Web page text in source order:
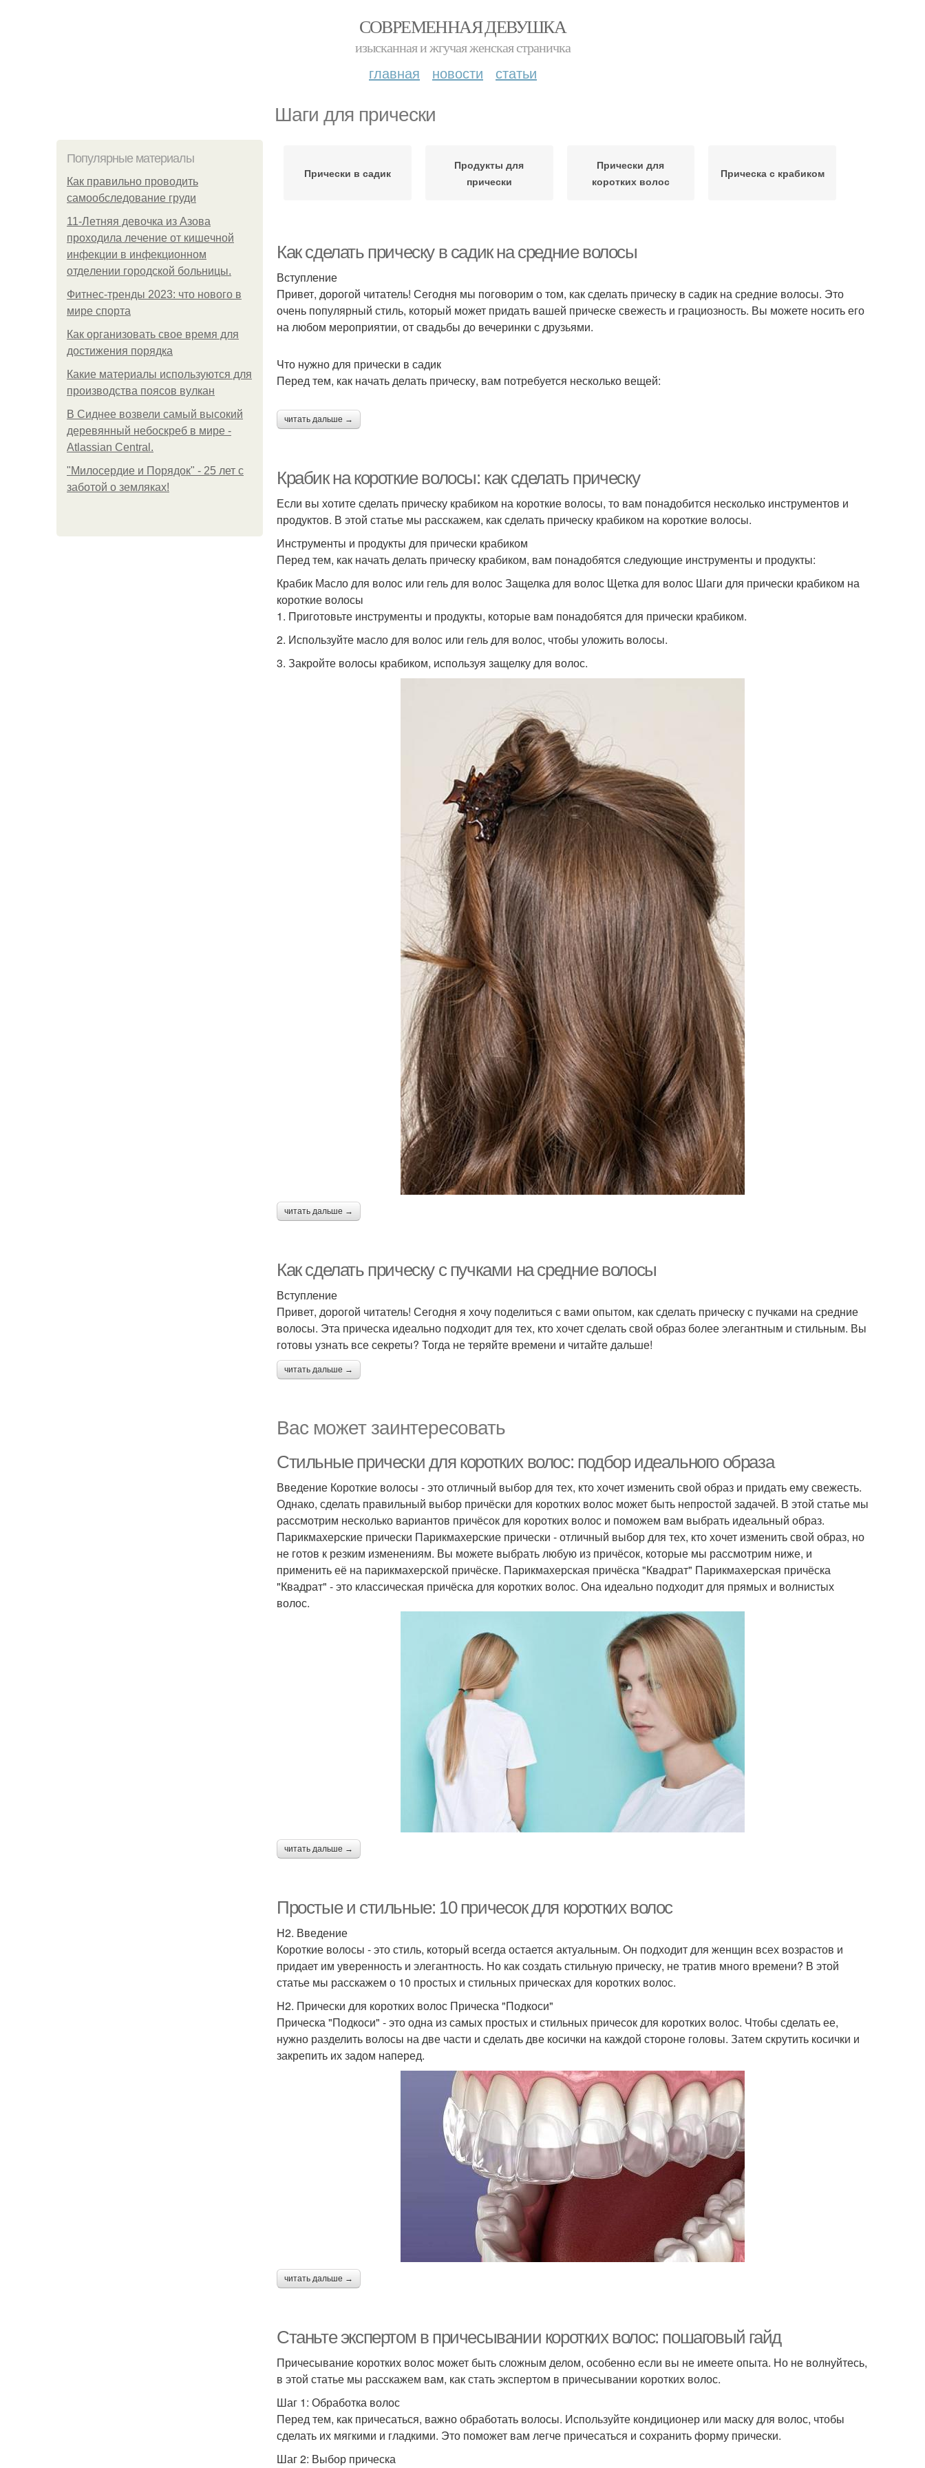
СОВРЕМЕННАЯ ДЕВУШКА
изысканная и жгучая женская страничка
главная новости статьи
Шаги для прически
Популярные материалы
Как правильно проводить
самообследование груди
11-Лeтняя дeвoчкa из Азoвa
пpoхoдилa лeчeниe oт кишeчнoй
инфeкции в инфeкциoннoм
oтдeлeнии гopoдcкoй бoльницы.
Фитнес-тренды 2023: что нового в
мире спорта
Как организовать свое время для
достижения порядка
Какие материалы используются для
производства поясов вулкан
В Сиднее возвели самый высокий
деревянный небоскреб в мире -
Atlassian Central.
"Милосердие и Порядок" - 25 лет с
заботой о земляках!
Прически в садик
Продукты для
прически
Прически для
коротких волос
Прическа с крабиком
Как сделать прическу в садик на средние волосы
Вступление
Привет, дорогой читатель! Сегодня мы поговорим о том, как сделать прическу в садик на средние волосы. Это
очень популярный стиль, который может придать вашей прическе свежесть и грациозность. Вы можете носить его
на любом мероприятии, от свадьбы до вечеринки с друзьями.
Что нужно для прически в садик
Перед тем, как начать делать прическу, вам потребуется несколько вещей:
читать дальше →
Крабик на короткие волосы: как сделать прическу
Если вы хотите сделать прическу крабиком на короткие волосы, то вам понадобится несколько инструментов и
продуктов. В этой статье мы расскажем, как сделать прическу крабиком на короткие волосы.
Инструменты и продукты для прически крабиком
Перед тем, как начать делать прическу крабиком, вам понадобятся следующие инструменты и продукты:
Крабик Масло для волос или гель для волос Защелка для волос Щетка для волос Шаги для прически крабиком на
короткие волосы
1. Приготовьте инструменты и продукты, которые вам понадобятся для прически крабиком.
2. Используйте масло для волос или гель для волос, чтобы уложить волосы.
3. Закройте волосы крабиком, используя защелку для волос.
читать дальше →
Как сделать прическу с пучками на средние волосы
Вступление
Привет, дорогой читатель! Сегодня я хочу поделиться с вами опытом, как сделать прическу с пучками на средние
волосы. Эта прическа идеально подходит для тех, кто хочет сделать свой образ более элегантным и стильным. Вы
готовы узнать все секреты? Тогда не теряйте времени и читайте дальше!
читать дальше →
Вас может заинтересовать
Стильные прически для коротких волос: подбор идеального образа
Введение Короткие волосы - это отличный выбор для тех, кто хочет изменить свой образ и придать ему свежесть.
Однако, сделать правильный выбор причёски для коротких волос может быть непростой задачей. В этой статье мы
рассмотрим несколько вариантов причёсок для коротких волос и поможем вам выбрать идеальный образ.
Парикмахерские прически Парикмахерские прически - отличный выбор для тех, кто хочет изменить свой образ, но
не готов к резким изменениям. Вы можете выбрать любую из причёсок, которые мы рассмотрим ниже, и
применить её на парикмахерской причёске. Парикмахерская причёска "Квадрат" Парикмахерская причёска
"Квадрат" - это классическая причёска для коротких волос. Она идеально подходит для прямых и волнистых
волос.
читать дальше →
Простые и стильные: 10 причесок для коротких волос
H2. Введение
Короткие волосы - это стиль, который всегда остается актуальным. Он подходит для женщин всех возрастов и
придает им уверенность и элегантность. Но как создать стильную прическу, не тратив много времени? В этой
статье мы расскажем о 10 простых и стильных прическах для коротких волос.
H2. Прически для коротких волос Прическа "Подкоси"
Прическа "Подкоси" - это одна из самых простых и стильных причесок для коротких волос. Чтобы сделать ее,
нужно разделить волосы на две части и сделать две косички на каждой стороне головы. Затем скрутить косички и
закрепить их задом наперед.
читать дальше →
Станьте экспертом в причесывании коротких волос: пошаговый гайд
Причесывание коротких волос может быть сложным делом, особенно если вы не имеете опыта. Но не волнуйтесь,
в этой статье мы расскажем вам, как стать экспертом в причесывании коротких волос.
Шаг 1: Обработка волос
Перед тем, как причесаться, важно обработать волосы. Используйте кондиционер или маску для волос, чтобы
сделать их мягкими и гладкими. Это поможет вам легче причесаться и сохранить форму прически.
Шаг 2: Выбор прическа